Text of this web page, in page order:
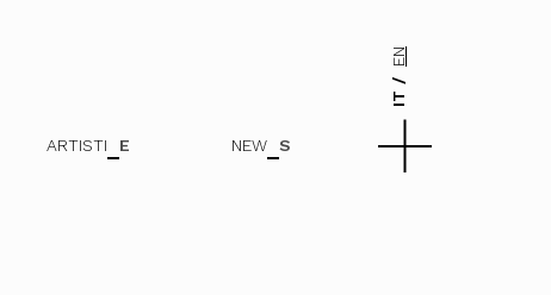
IT
EN
ARTISTI E NEW S